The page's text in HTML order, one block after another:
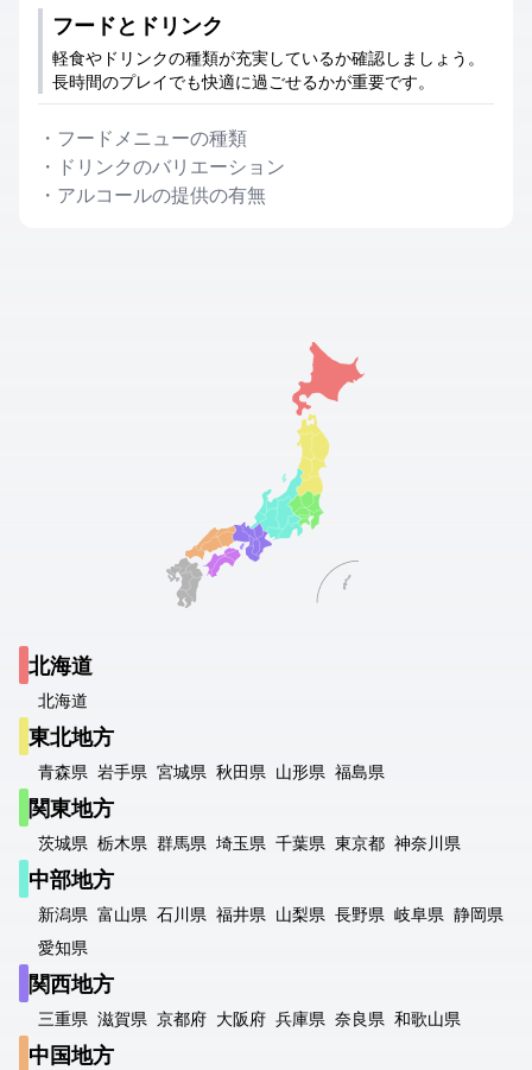
フードとドリンク
軽食やドリンクの種類が充実しているか確認しましょう。
長時間のプレイでも快適に過ごせるかが重要です。
・ フードメニューの種類
・ ドリンクのバリエーション
・ アルコールの提供の有無
北海道
北海道
東北地方
青森県 岩手県 宮城県 秋田県 山形県 福島県
関東地方
茨城県 栃木県 群馬県 埼玉県 千葉県 東京都 神奈川県
中部地方
新潟県 富山県 石川県 福井県 山梨県 長野県 岐阜県 静岡県
愛知県
関西地方
三重県 滋賀県 京都府 大阪府 兵庫県 奈良県 和歌山県
中国地方